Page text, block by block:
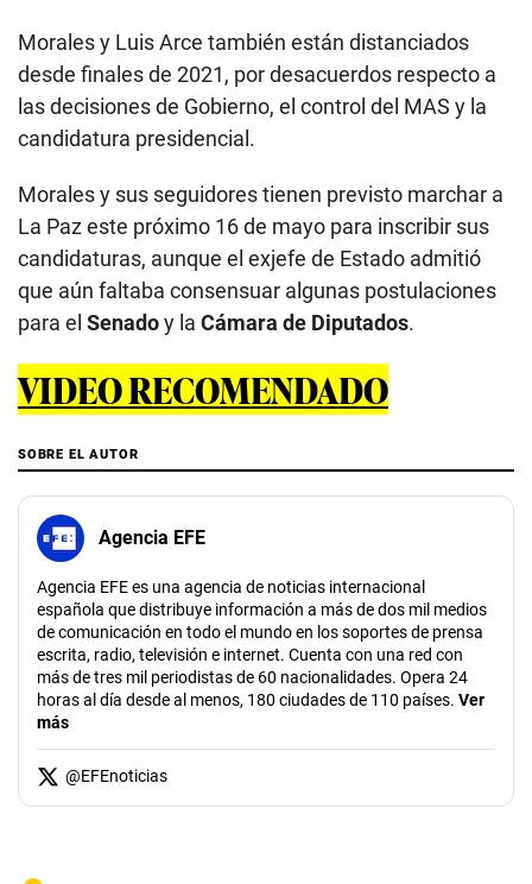
Morales y Luis Arce también están distanciados
desde finales de 2021, por desacuerdos respecto a
las decisiones de Gobierno, el control del MAS y la
candidatura presidencial.
Morales y sus seguidores tienen previsto marchar a
La Paz este próximo 16 de mayo para inscribir sus
candidaturas, aunque el exjefe de Estado admitió
que aún faltaba consensuar algunas postulaciones
para el Senadoy la Cámara de Diputados.
VIDEO RECOMENDADO
SOBRE EL AUTOR
Agencia EFE
Agencia EFE es una agencia de noticias internacional
española que distribuye información a más de dos mil medios
de comunicación en todo el mundo en los soportes de prensa
escrita, radio, televisión e internet. Cuenta con una red con
más de tres mil periodistas de 60 nacionalidades. Opera 24
horas al día desde al menos, 180 ciudades de 110 países. Ver
más
@EFEnoticias